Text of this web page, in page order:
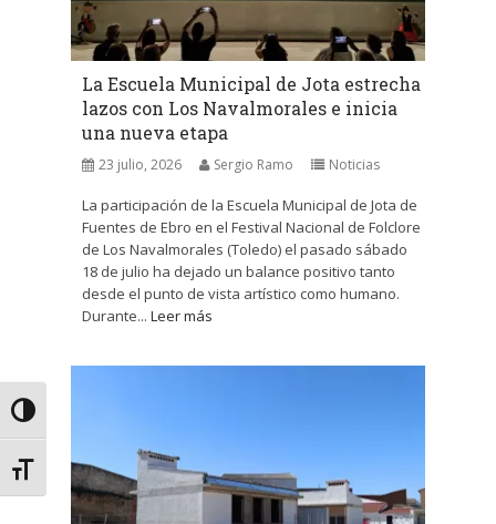
Alternar alto contraste
Alternar tamaño de letra
La Escuela Municipal de Jota estrecha
lazos con Los Navalmorales e inicia
una nueva etapa
23 julio, 2026 Sergio Ramo Noticias
La participación de la Escuela Municipal de Jota de
Fuentes de Ebro en el Festival Nacional de Folclore
de Los Navalmorales (Toledo) el pasado sábado
18 de julio ha dejado un balance positivo tanto
desde el punto de vista artístico como humano.
Durante... Leer más